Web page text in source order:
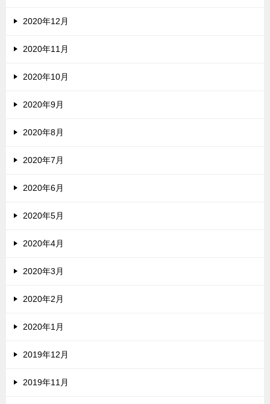
2020年12月
2020年11月
2020年10月
2020年9月
2020年8月
2020年7月
2020年6月
2020年5月
2020年4月
2020年3月
2020年2月
2020年1月
2019年12月
2019年11月